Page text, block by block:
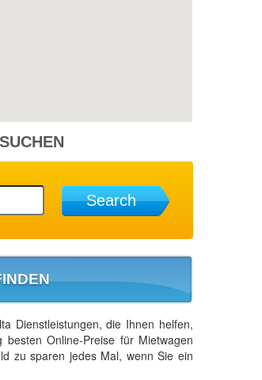
Search
Dienstleistungen, die Ihnen helfen,
Online-Preise für Mietwagen
zu sparen jedes Mal, wenn Sie ein